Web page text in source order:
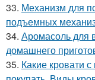
33. Механизм для
подъемных
34. Аромасоль для
домашнего
35. Какие кровати